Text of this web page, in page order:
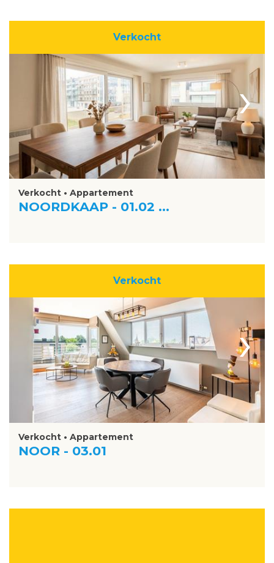
Verkocht
›
Verkocht • Appartement
NOORDKAAP - 01.02 ...
Verkocht
›
Verkocht • Appartement
NOOR - 03.01